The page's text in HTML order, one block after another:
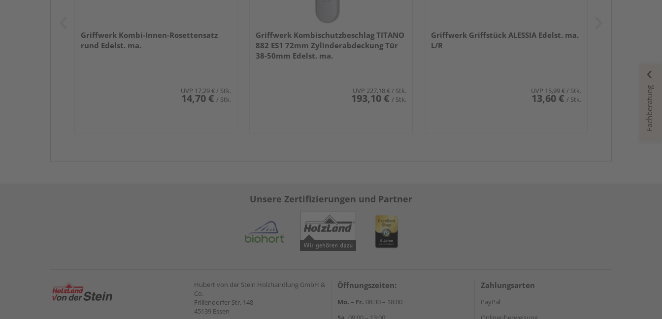
Griffwerk Kombi-Innen-Rosettensatz
rund Edelst. ma.
UVP 17,29 €/ Stk.
14,70 € / Stk.
Griffwerk Kombischutzbeschlag TITANO
882 ES1 72mm Zylinderabdeckung Tür
38-50mm Edelst. ma.
UVP 227,18 €/ Stk.
193,10 € / Stk.
Griffwerk Griffstück ALESSIA Edelst. ma.
L/R
UVP 15,99 €/ Stk.
13,60 € / Stk. Fachberatung
Unsere Zertifizierungen und Partner
Hubert von der Stein Holzhandlung GmbH &
Co.
Frillendorfer Str. 148
45139 Essen
Öffnungszeiten:
Mo. – Fr. 08:30 – 18:00
Zahlungsarten
PayPal